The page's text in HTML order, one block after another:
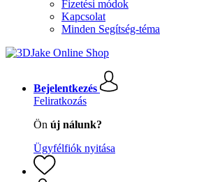
Fizetési módok
Kapcsolat
Minden Segítség-téma
Bejelentkezés
Feliratkozás
Ön új nálunk?
Ügyfélfiók nyitása